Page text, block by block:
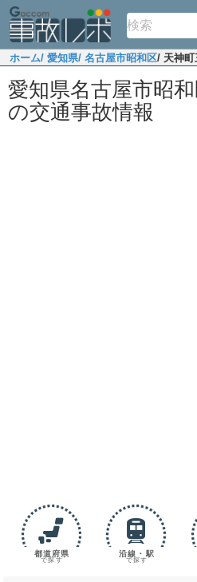
ホーム/ 愛知県/ 名古屋市昭和区/ 天神町
愛知県名古屋市昭
の交通事故情報
都道府県
で探す
沿線・駅
で探す